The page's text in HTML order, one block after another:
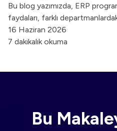
Bu blog yazımızda, ERP
faydaları, farklı
ERP uygulamasıyla elde
derledik.
16 Haziran 2026
7 dakikalık okuma
Bu